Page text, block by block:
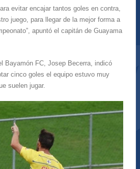
evitar encajar tantos goles en contra,
juego, para llegar de la mejor forma a
apuntó el capitán de Guayama
Bayamón FC, Josep Becerra, indicó
cinco goles el equipo estuvo muy
suelen jugar.